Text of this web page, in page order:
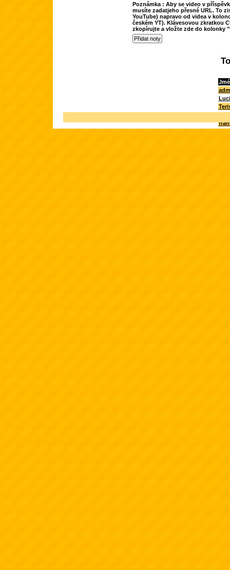
Poznámka : Aby se video v
musíte zadatjeho přesné URL. To
YouTube) napravo od videa v
českém YT). Klávesovou zkratkou
zkopírujte a vložte zde do kolonky